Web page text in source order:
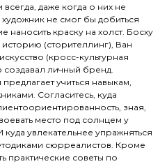
даже когда о них не
не смог бы добиться
наносить краску на холст. Босху
(сторителлинг), Ван
(кросс-культурная
личный бренд.
учиться навыкам,
Согласитесь, куда
зная,
место под солнцем у
увлекательнее упражняться
сюрреалистов. Кроме
практические советы по